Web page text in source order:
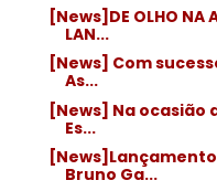
[News]DE OLHO NA
LAN...
[News] Com
As...
[News] Na ocasião
Es...
Bruno Ga...